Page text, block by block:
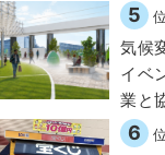
5 位
気候
イベ
業と
6 位